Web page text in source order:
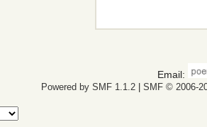
Email:
Powered by SMF 1.1.2| SMF © 2006-